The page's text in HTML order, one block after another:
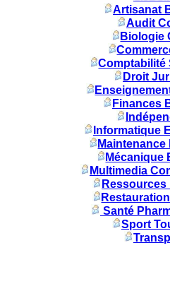
Artisanat
Audit
Biologie
Comptabilité
Droit
Finances
Informatique
Maintenance
Mécanique
Multimedia
Ressources
Santé
Sport